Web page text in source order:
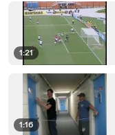
1:21
1:16